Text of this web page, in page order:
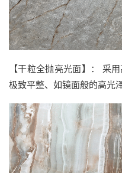
【干粒全抛亮光面】： 采
极致平整、如镜面般的高光